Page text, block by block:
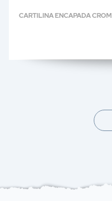
CARTILINA ENCAPADA